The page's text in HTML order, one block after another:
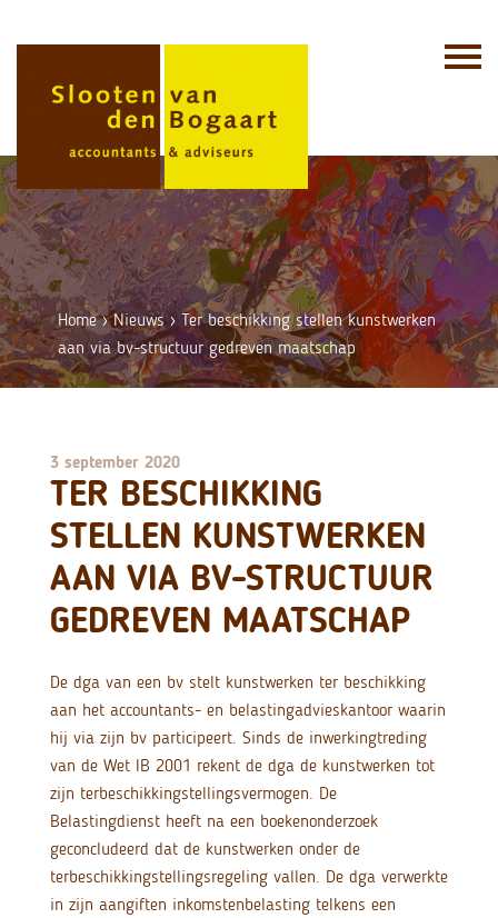
Home›Nieuws›Ter beschikking stellen kunstwerken
aan via bv-structuur gedreven maatschap
3 september 2020
TER BESCHIKKING
STELLEN KUNSTWERKEN
AAN VIA BV-STRUCTUUR
GEDREVEN MAATSCHAP
De dga van een bv stelt kunstwerken ter beschikking
aan het accountants- en belastingadvieskantoor waarin
hij via zijn bv participeert. Sinds de inwerkingtreding
van de Wet IB 2001 rekent de dga de kunstwerken tot
zijn terbeschikkingstellingsvermogen. De
Belastingdienst heeft na een boekenonderzoek
geconcludeerd dat de kunstwerken onder de
terbeschikkingstellingsregeling vallen. De dga verwerkte
in zijn aangiften inkomstenbelasting telkens een